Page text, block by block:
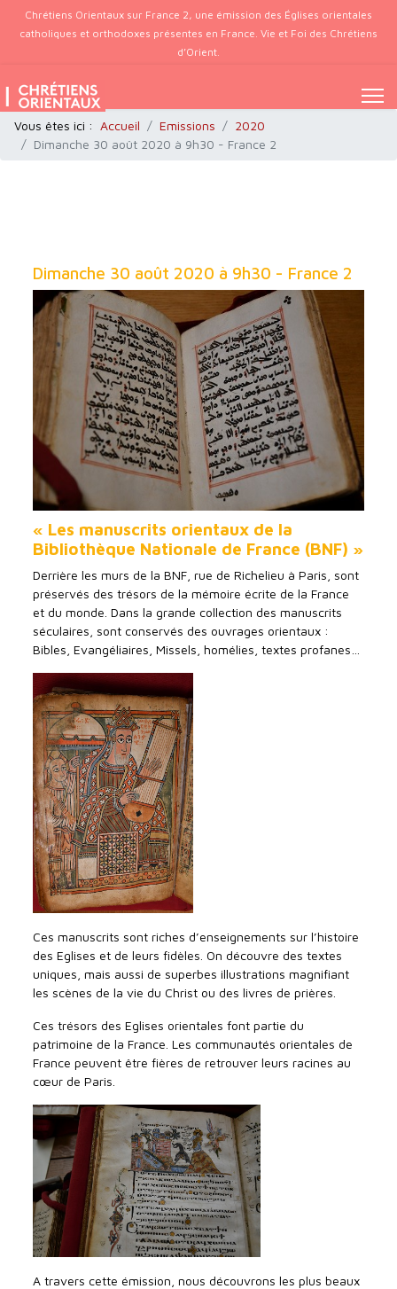
Chrétiens Orientaux sur France 2, une émission des Églises orientales
catholiques et orthodoxes présentes en France. Vie et Foi des Chrétiens
d’Orient.
Vous êtes ici : Accueil Emissions
2020
Dimanche 30 août 2020 à 9h30 - France 2
Dimanche 30 août 2020 à 9h30 - France 2
« Les manuscrits orientaux de la
Bibliothèque Nationale de France (BNF) »
Derrière les murs de la BNF, rue de Richelieu à Paris, sont
préservés des trésors de la mémoire écrite de la France
et du monde. Dans la grande collection des manuscrits
séculaires, sont conservés des ouvrages orientaux :
Bibles, Evangéliaires, Missels, homélies, textes profanes…
Ces manuscrits sont riches d’enseignements sur l’histoire
des Eglises et de leurs fidèles. On découvre des textes
uniques, mais aussi de superbes illustrations magnifiant
les scènes de la vie du Christ ou des livres de prières.
Ces trésors des Eglises orientales font partie du
patrimoine de la France. Les communautés orientales de
France peuvent être fières de retrouver leurs racines au
cœur de Paris.
A travers cette émission, nous découvrons les plus beaux